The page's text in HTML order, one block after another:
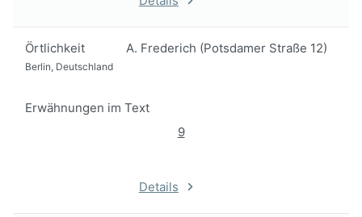
Örtlichkeit A. Frederich (Potsdamer Straße 12)
Berlin, Deutschland
Erwähnungen im Text
9
Details